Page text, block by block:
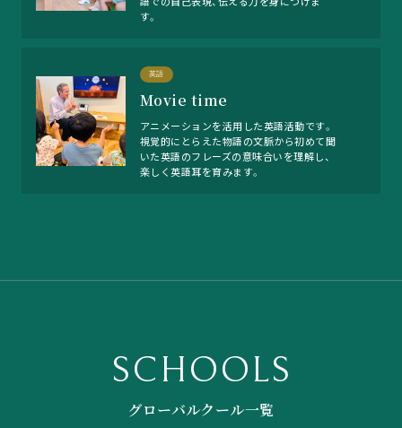
す。
英語
Movie time
アニメーションを活用した英語活動です。
視覚的にとらえた物語の文脈から初めて聞
いた英語のフレーズの意味合いを理解し、
楽しく英語耳を育みます。
SCHOOLS
グローバルクール一覧